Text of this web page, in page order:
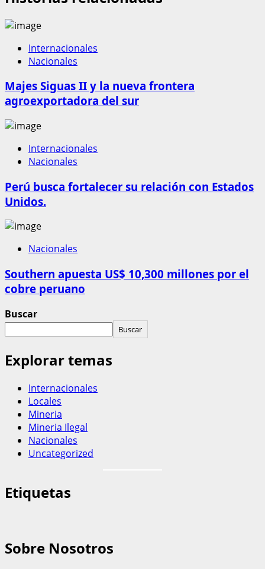
Internacionales
Nacionales
Majes Siguas II y la nueva frontera
agroexportadora del sur
Internacionales
Nacionales
Perú busca fortalecer su relación con Estados
Unidos.
Nacionales
Southern apuesta US$ 10,300 millones por el
cobre peruano
Buscar
Buscar
Explorar temas
Internacionales
Locales
Mineria
Mineria Ilegal
Nacionales
Uncategorized
Etiquetas
Sobre Nosotros